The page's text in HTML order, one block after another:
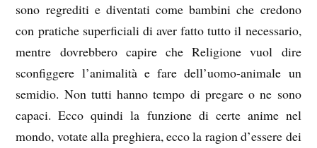
sono regrediti e diventati come bambini che credono
con pratiche superficiali di aver fatto tutto il necessario,
mentre dovrebbero capire che Religione vuol dire
sconfiggere l’animalità e fare dell’uomo-animale un
semidio. Non tutti hanno tempo di pregare o ne sono
capaci. Ecco quindi la funzione di certe anime nel
mondo, votate alla preghiera, ecco la ragion d’essere dei